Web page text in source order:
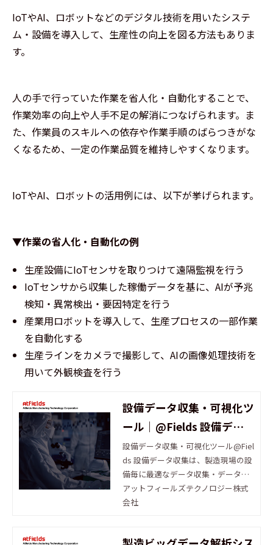
IoTやAI、ロボットなどのデジタル技術を用いたシステ
ム・設備を導入して、生産性の向上を図る方法もありま
す。
人の手で行っていた作業を省人化・自動化することで、
作業効率の向上や人手不足の解消につなげられます。ま
た、作業員のスキルへの依存や作業手順のばらつきがな
くなるため、一定の作業品質を維持しやすくなります。
IoTやAI、ロボットの活用例には、以下が挙げられます。
▼作業の省人化・自動化の例
生産設備にIoTセンサを取りつけて遠隔監視を行う
IoTセンサから収集した稼働データを基に、AIが予兆
検知・異常検出・要因特定を行う
産業用ロボットを導入して、生産プロセスの一部作業
を自動化する
生産ラインをカメラで撮影して、AIの画像処理技術を
用いて外観検査を行う
設備データ収集・可視化ツ
ール｜@Fields 設備デー
タ収集
設備データ収集・可視化ツール@Fiel
ds 設備データ収集は、製造現場の設
備毎に最適なデータ収集・データ切
り出し・自動変換処理を行うこと
で、設備の常時監視を可能にし、稼
アットフィールズテクノロジー株式
会社